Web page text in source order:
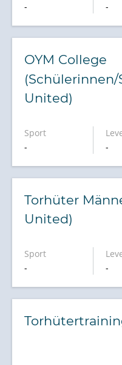
-
-
OYM College
United)
Sport
-
-
Torhüter
United)
Sport
-
-